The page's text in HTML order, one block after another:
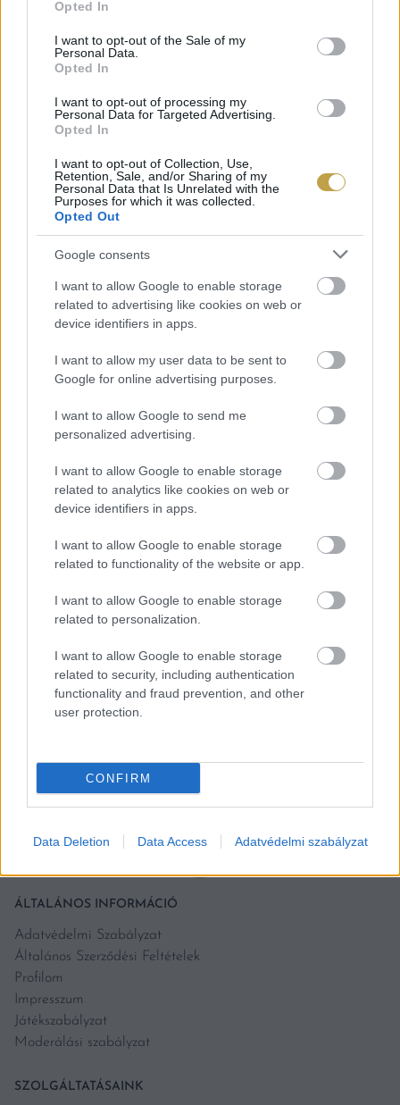
use your data for below specified purposes in below Google
consent section.
Opted In
I want to opt-out of the Sale of my
Personal Data.
Opted In
I want to opt-out of processing my
Personal Data for Targeted Advertising.
Opted In
I want to opt-out of Collection, Use,
Retention, Sale, and/or Sharing of my
Personal Data that Is Unrelated with the
Purposes for which it was collected.
Opted Out
Google consents
I want to allow Google to enable storage
related to advertising like cookies on web or
device identifiers in apps.
I want to allow my user data to be sent to
Google for online advertising purposes.
I want to allow Google to send me
personalized advertising.
I want to allow Google to enable storage
related to analytics like cookies on web or
device identifiers in apps.
I want to allow Google to enable storage
related to functionality of the website or app.
I want to allow Google to enable storage
related to personalization.
I want to allow Google to enable storage
related to security, including authentication
functionality and fraud prevention, and other
user protection.
CONFIRM
Data Deletion Data Access Adatvédelmi szabályzat
EZEK IS ÉRDEKELHETNEK
Helyek
A TURISTAMENTES HORVÁT VÁROS, AMI EURÓPA
LEGSZEBB TENGERPARTJÁVAL ÉS BORRAL VÁR
Horvátország az egyik legnépszerűbb úti cél Európában, de
ÁLTALÁNOS INFORMÁCIÓ
Adatvédelmi Szabályzat
Általános Szerződési Feltételek
Profilom
Impresszum
Játékszabályzat
Moderálási szabályzat
SZOLGÁLTATÁSAINK